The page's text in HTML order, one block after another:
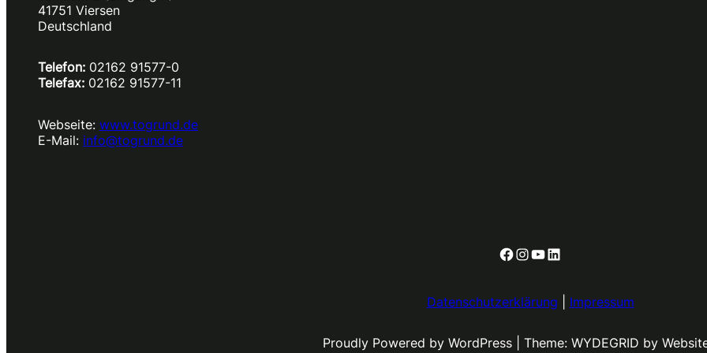
41751 Viersen
Deutschland
Telefon: 02162 91577-0
Telefax: 02162 91577-11
Webseite: www.togrund.de
E-Mail: info@togrund.de
Facebook
Instagram
YouTube
LinkedIn
Datenschutzerklärung Impressum
Proudly Powered by WordPress | Theme: WYDEGRID by